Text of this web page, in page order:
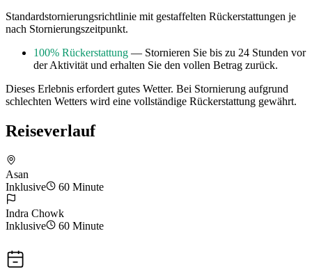
Standardstornierungsrichtlinie mit gestaffelten Rückerstattungen je
nach Stornierungszeitpunkt.
100% Rückerstattung — Stornieren Sie bis zu 24 Stunden vor
der Aktivität und erhalten Sie den vollen Betrag zurück.
Dieses Erlebnis erfordert gutes Wetter. Bei Stornierung aufgrund
schlechten Wetters wird eine vollständige Rückerstattung gewährt.
Reiseverlauf
Asan
Inklusive
60 Minute
Indra Chowk
Inklusive
60 Minute